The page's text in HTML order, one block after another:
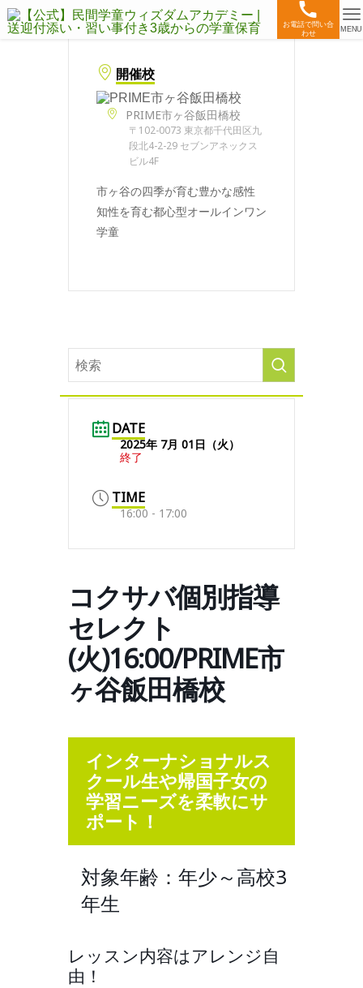
お電話で問い合
わせ
MENU
開催校
PRIME市ヶ谷飯田橋校
〒102-0073 東京都千代田区九
段北4-2-29 セブンアネックス
ビル4F
市ヶ谷の四季が育む豊かな感性
知性を育む都心型オールインワン
学童
DATE
2025年 7月 01日（火）
終了
TIME
16:00 - 17:00
コクサバ個別指導
セレクト
(火)16:00/PRIME市
ヶ谷飯田橋校
インターナショナルス
クール生や帰国子女の
学習ニーズを柔軟にサ
ポート！
対象年齢：年少～高校3
年生
レッスン内容はアレンジ自
由！